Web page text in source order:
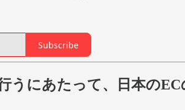
Subscribe
うにあたって、日本のEC